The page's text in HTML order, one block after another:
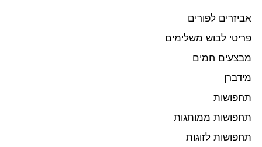
אביזרים לפורים
פריטי לבוש משלימים
מבצעים חמים
מידברן
תחפושות
תחפושות ממותגות
תחפושות לזוגות